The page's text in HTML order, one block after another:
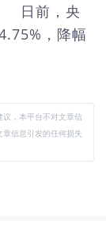
日前，央
，降幅
，本平台不对文章信
信息引发的任何损失